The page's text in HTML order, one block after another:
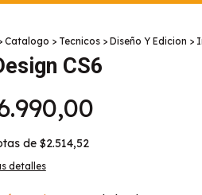
Catalogo > Tecnicos > Diseño Y Edicion >
CS6
de $2.514,52
detalles